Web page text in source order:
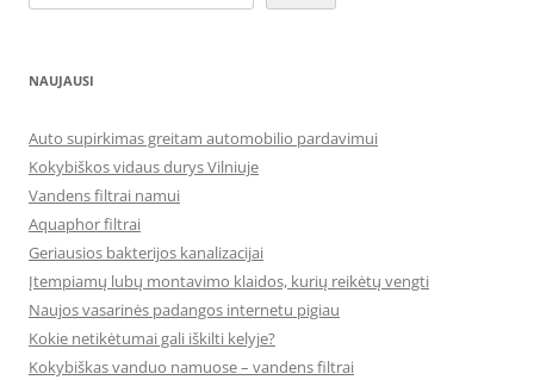
NAUJAUSI
Auto supirkimas greitam automobilio pardavimui
Kokybiškos vidaus durys Vilniuje
Vandens filtrai namui
Aquaphor filtrai
Geriausios bakterijos kanalizacijai
Įtempiamų lubų montavimo klaidos, kurių reikėtų vengti
Naujos vasarinės padangos internetu pigiau
Kokie netikėtumai gali iškilti kelyje?
Kokybiškas vanduo namuose – vandens filtrai